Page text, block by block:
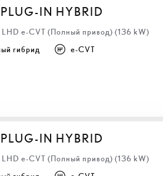
IN HYBRID
LHD e-CVT (Полный привод) (136 kW)
гибрид e-CVT
IN HYBRID
LHD e-CVT (Полный привод) (136 kW)